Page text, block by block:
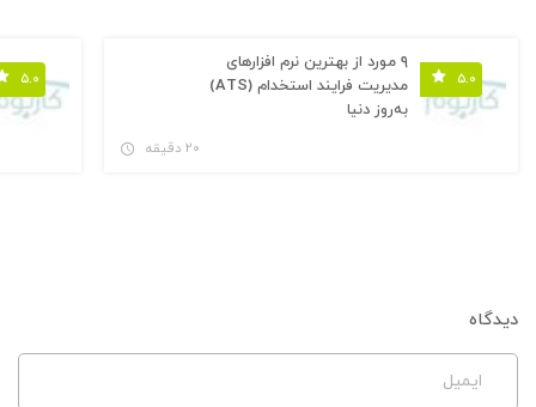
۵.۰
۹ مورد از بهترین نرم افزارهای
مدیریت فرایند استخدام (ATS)
به‌روز دنیا
۲۰ دقیقه
۵.۰
دیدگاه
ایمیل